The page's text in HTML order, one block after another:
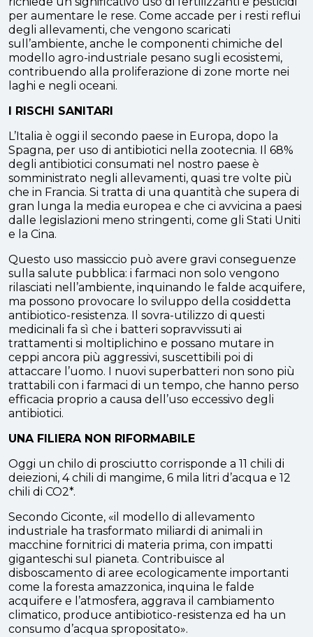
per aumentare le rese. Come accade per i resti reflui
degli allevamenti, che vengono scaricati
sull’ambiente, anche le componenti chimiche del
modello agro-industriale pesano sugli ecosistemi,
contribuendo alla proliferazione di zone morte nei
laghi e negli oceani.
I RISCHI SANITARI
L’Italia è oggi il secondo paese in Europa, dopo la
Spagna, per uso di antibiotici nella zootecnia. Il 68%
degli antibiotici consumati nel nostro paese è
somministrato negli allevamenti, quasi tre volte più
che in Francia. Si tratta di una quantità che supera di
gran lunga la media europea e che ci avvicina a paesi
dalle legislazioni meno stringenti, come gli Stati Uniti
e la Cina.
Questo uso massiccio può avere gravi conseguenze
sulla salute pubblica: i farmaci non solo vengono
rilasciati nell’ambiente, inquinando le falde acquifere,
ma possono provocare lo sviluppo della cosiddetta
antibiotico-resistenza. Il sovra-utilizzo di questi
medicinali fa sì che i batteri sopravvissuti ai
trattamenti si moltiplichino e possano mutare in
ceppi ancora più aggressivi, suscettibili poi di
attaccare l’uomo. I nuovi superbatteri non sono più
trattabili con i farmaci di un tempo, che hanno perso
efficacia proprio a causa dell’uso eccessivo degli
antibiotici.
UNA FILIERA NON RIFORMABILE
Oggi un chilo di prosciutto corrisponde a 11 chili di
deiezioni, 4 chili di mangime, 6 mila litri d’acqua e 12
chili di CO2*.
Secondo Ciconte, «il modello di allevamento
industriale ha trasformato miliardi di animali in
macchine fornitrici di materia prima, con impatti
giganteschi sul pianeta. Contribuisce al
disboscamento di aree ecologicamente importanti
come la foresta amazzonica, inquina le falde
acquifere e l’atmosfera, aggrava il cambiamento
climatico, produce antibiotico-resistenza ed ha un
consumo d’acqua spropositato».